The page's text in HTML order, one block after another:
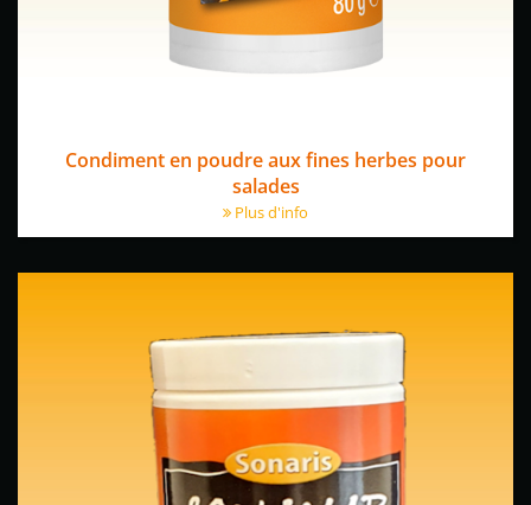
Condiment en poudre aux fines herbes pour
salades
Plus d'info